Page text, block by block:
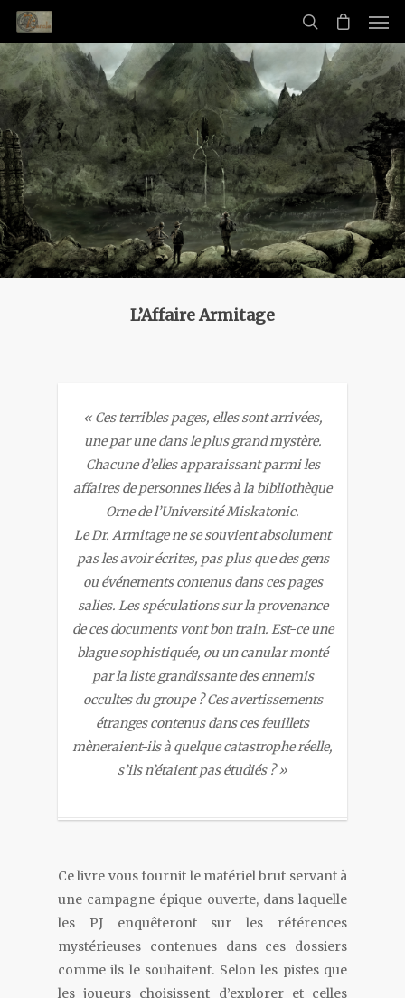
L’Affaire Armitage
« Ces terribles pages, elles sont arrivées,
une par une dans le plus grand mystère.
Chacune d’elles apparaissant parmi les
affaires de personnes liées à la bibliothèque
Orne de l’Université Miskatonic.
Le Dr. Armitage ne se souvient absolument
pas les avoir écrites, pas plus que des gens
ou événements contenus dans ces pages
salies. Les spéculations sur la provenance
de ces documents vont bon train. Est-ce une
blague sophistiquée, ou un canular monté
par la liste grandissante des ennemis
occultes du groupe ? Ces avertissements
étranges contenus dans ces feuillets
mèneraient-ils à quelque catastrophe réelle,
s’ils n’étaient pas étudiés ? »
Ce livre vous fournit le matériel brut servant à
une campagne épique ouverte, dans laquelle
les PJ enquêteront sur les références
mystérieuses contenues dans ces dossiers
comme ils le souhaitent. Selon les pistes que
les joueurs choisissent d’explorer et celles